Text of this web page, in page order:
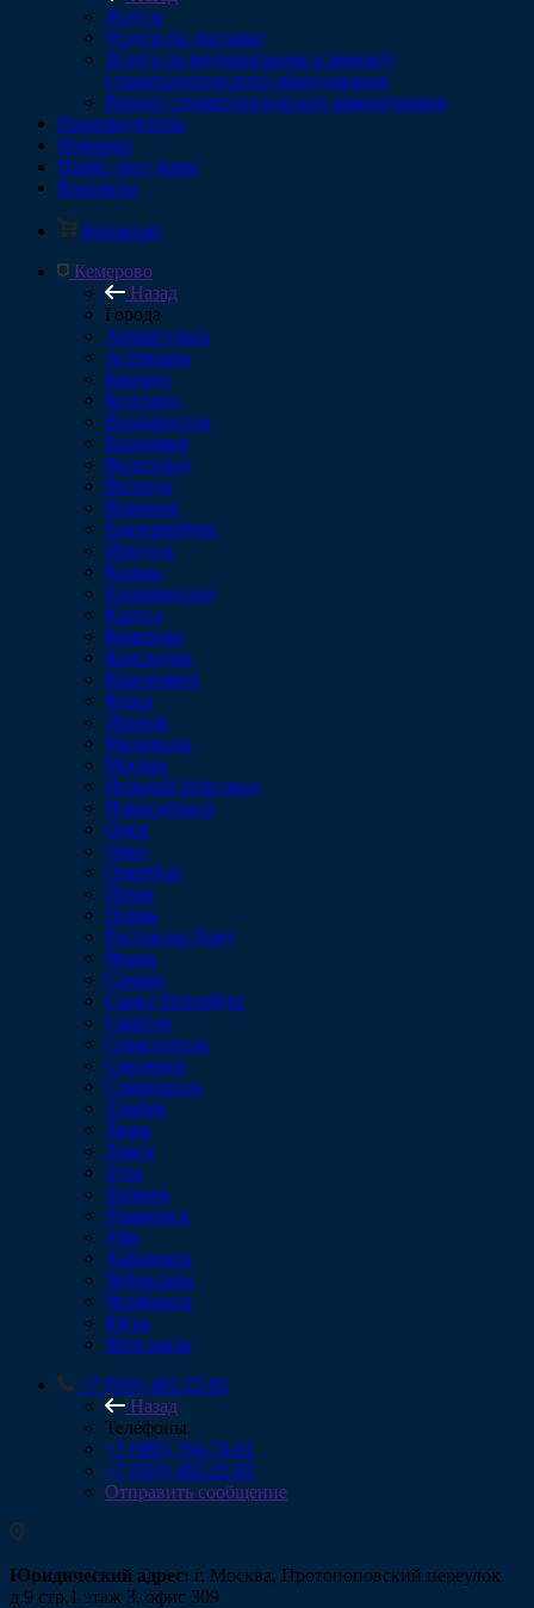
Услуги
Услуги по доставке
Услуга по модернизации и ремонту
стоматологического оборудования
Ремонт стоматологических наконечников
Производители
Новинки
Прайс-лист боры
Контакты
Корзина0
Кемерово
Назад
Города
Архангельск
Астрахань
Барнаул
Белгород
Владивосток
Владимир
Волгоград
Вологда
Воронеж
Екатеринбург
Иркутск
Казань
Калининград
Калуга
Кемерово
Краснодар
Красноярск
Курск
Липецк
Махачкала
Москва
Нижний Новгород
Новосибирск
Омск
Орел
Оренбург
Пенза
Пермь
Ростов-на-Дону
Рязань
Самара
Санкт-Петербург
Саратов
Севастополь
Смоленск
Ставрополь
Тамбов
Тверь
Томск
Тула
Тюмень
Ульяновск
Уфа
Хабаровск
Чебоксары
Челябинск
Югра
Ярославль
+7 (910) 482-22-82
Назад
Телефоны
+7 (985) 764-74-61
+7 (910) 482-22-82
Отправить сообщение
Юридический адрес: г. Москва, Протопоповский переулок
д.9 стр.1 этаж 3, офис 309